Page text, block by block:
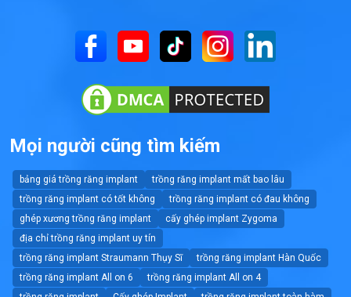
Mọi người cũng tìm kiếm
bảng giá trồng răng implant
trồng răng implant mất bao lâu
trồng răng implant có tốt không
trồng răng implant có đau không
ghép xương trồng răng implant
cấy ghép implant Zygoma
địa chỉ trồng răng implant uy tín
trồng răng implant Straumann Thụy Sĩ
trồng răng implant Hàn Quốc
trồng răng implant All on 6
trồng răng implant All on 4